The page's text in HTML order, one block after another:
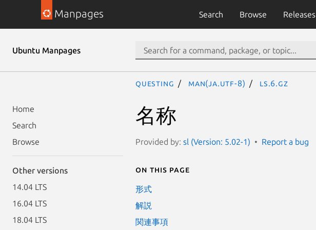
Manpages Search Browse Releases
Ubuntu Manpages
Home
Search
Browse
Other versions
14.04 LTS
16.04 LTS
18.04 LTS
questing man(ja.UTF-8) LS.6.gz
名称
Provided by: sl (Version: 5.02-1) Report a bug
On this page
形式
解説
関連事項